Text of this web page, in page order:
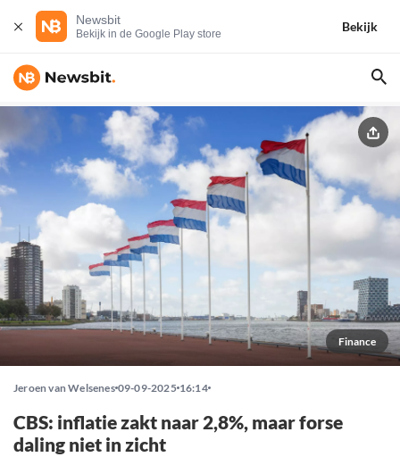
Newsbit
Bekijk in de Google Play store
Bekijk
Finance
Jeroen van Welsenes 09-09-2025 16:14
CBS: inflatie zakt naar 2,8%, maar forse
daling niet in zicht